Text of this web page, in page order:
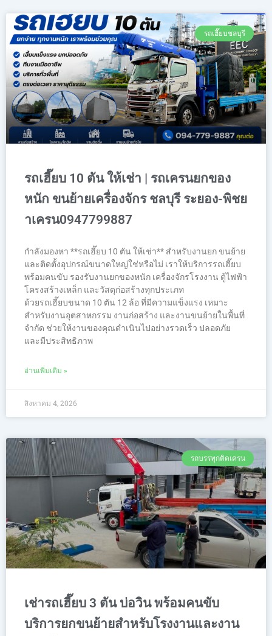
รถเฮี๊ยบชลบุรี
รถเฮี๊ยบ 10 ตัน ให้เช่า | รถเครนยกของ
หนัก ขนย้ายเครื่องจักร ชลบุรี ระยอง-พิชย
าเครน0947799887
กำลังมองหา **รถเฮี๊ยบ 10 ตัน ให้เช่า** สำหรับงานยก ขนย้าย
และติดตั้งอุปกรณ์ขนาดใหญ่ใช่หรือไม่ เราให้บริการรถเฮี๊ยบ
พร้อมคนขับ รองรับงานยกของหนัก เครื่องจักรโรงงาน ตู้ไฟฟ้า
โครงสร้างเหล็ก และวัสดุก่อสร้างทุกประเภท
ด้วยรถเฮี๊ยบขนาด 10 ตัน 12 ล้อ ที่มีความแข็งแรง เหมาะ
สำหรับงานอุตสาหกรรม งานก่อสร้าง และงานขนย้ายในพื้นที่
จำกัด ช่วยให้งานของคุณดำเนินไปอย่างรวดเร็ว ปลอดภัย
และมีประสิทธิภาพ
อ่านเพิ่มเติม »
สิงหาคม 4, 2026
รถบรรทุกติดเครน
เช่ารถเฮี๊ยบ 3 ตัน บ่อวิน พร้อมคนขับ
บริการยกขนย้ายสำหรับโรงงานและงาน